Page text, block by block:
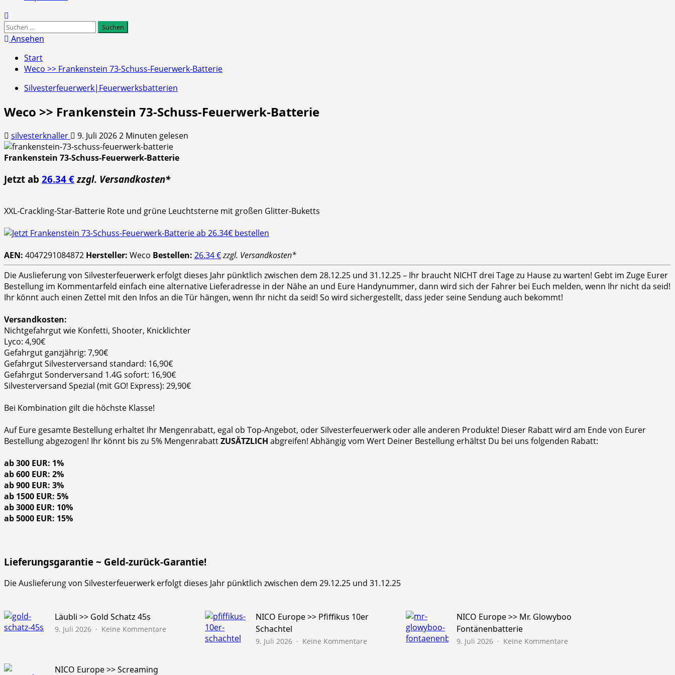
Suchen
nach:
Ansehen
Start
Weco >> Frankenstein 73-Schuss-Feuerwerk-Batterie
Silvesterfeuerwerk|Feuerwerksbatterien
Weco >> Frankenstein 73-Schuss-Feuerwerk-Batterie
silvesterknaller 9. Juli 20262 Minuten gelesen
Frankenstein 73-Schuss-Feuerwerk-Batterie
Jetzt ab 26.34 € zzgl. Versandkosten*
XXL-Crackling-Star-Batterie Rote und grüne Leuchtsterne mit großen Glitter-Buketts
AEN: 4047291084872 Hersteller: Weco Bestellen: 26.34 €zzgl. Versandkosten*
Die Auslieferung von Silvesterfeuerwerk erfolgt dieses Jahr pünktlich zwischen dem 28.12.25 und 31.12.25 – Ihr braucht NICHT drei Tage zu Hause zu warten! Gebt im Zuge Eurer
Bestellung im Kommentarfeld einfach eine alternative Lieferadresse in der Nähe an und Eure Handynummer, dann wird sich der Fahrer bei Euch melden, wenn Ihr nicht da seid!
Ihr könnt auch einen Zettel mit den Infos an die Tür hängen, wenn Ihr nicht da seid! So wird sichergestellt, dass jeder seine Sendung auch bekommt!
Versandkosten:
Nichtgefahrgut wie Konfetti, Shooter, Knicklichter
Lyco: 4,90€
Gefahrgut ganzjährig: 7,90€
Gefahrgut Silvesterversand standard: 16,90€
Gefahrgut Sonderversand 1.4G sofort: 16,90€
Silvesterversand Spezial (mit GO! Express): 29,90€
Bei Kombination gilt die höchste Klasse!
Auf Eure gesamte Bestellung erhaltet Ihr Mengenrabatt, egal ob Top-Angebot, oder Silvesterfeuerwerk oder alle anderen Produkte! Dieser Rabatt wird am Ende von Eurer
Bestellung abgezogen! Ihr könnt bis zu 5% MengenrabattZUSÄTZLICH abgreifen! Abhängig vom Wert Deiner Bestellung erhältst Du bei uns folgenden Rabatt:
ab 300 EUR: 1%
ab 600 EUR: 2%
ab 900 EUR: 3%
ab 1500 EUR: 5%
ab 3000 EUR: 10%
ab 5000 EUR: 15%
Lieferungsgarantie ~ Geld-zurück-Garantie!
Die Auslieferung von Silvesterfeuerwerk erfolgt dieses Jahr pünktlich zwischen dem 29.12.25 und 31.12.25
Läubli >> Gold Schatz 45s
9. Juli 2026 Keine Kommentare
NICO Europe >> Pfiffikus 10er
Schachtel
9. Juli 2026 Keine Kommentare
NICO Europe >> Mr. Glowyboo
Fontänenbatterie
9. Juli 2026 Keine Kommentare
NICO Europe >> Screaming